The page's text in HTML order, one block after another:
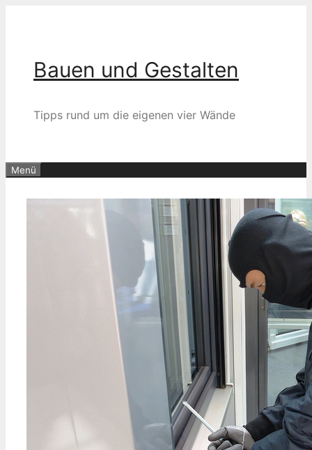
Bauen und Gestalten
Tipps rund um die eigenen vier Wände
Menü